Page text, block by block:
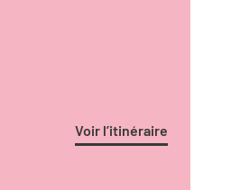
Voir l’itinéraire